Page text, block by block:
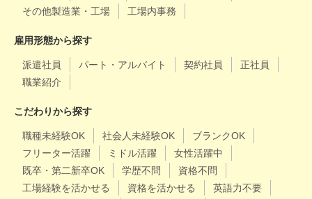
その他製造業・工場
工場内事務
雇用形態から探す
派遣社員 パート・アルバイト 契約社員
正社員
職業紹介
こだわりから探す
職種未経験OK 社会人未経験OK
ブランクOK
フリーター活躍
ミドル活躍
女性活躍中
既卒・第二新卒OK
学歴不問
資格不問
工場経験を活かせる
資格を活かせる
英語力不要